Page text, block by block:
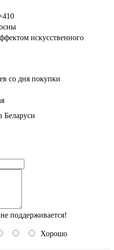
искусственного
со дня покупки
Беларуси
поддерживается!
Хорошо